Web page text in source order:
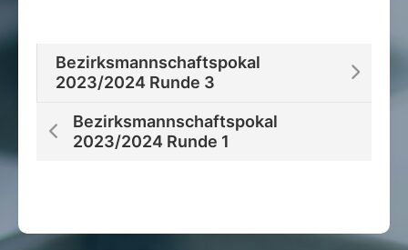
Bezirksmannschaftspokal
2023/2024 Runde 3
Bezirksmannschaftspokal
2023/2024 Runde 1